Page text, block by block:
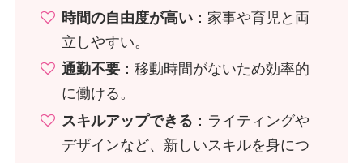
時間の自由度が高い：家事や育児と両
立しやすい。
通勤不要：移動時間がないため効率的
に働ける。
スキルアップできる ：ライティングや
デザインなど、新しいスキルを身につ